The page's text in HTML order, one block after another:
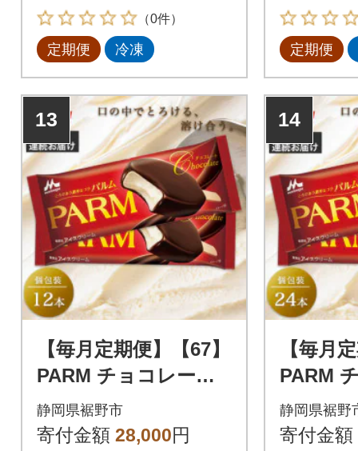
（0件）
定期便 冷凍 定期便
13
【毎月定期便】【67】
PARM チョコレート
個包装 12本全2回
静岡県裾野市
寄付金額 28,000円
14
【毎月
PARM
個包装
静岡県裾野
寄付金額